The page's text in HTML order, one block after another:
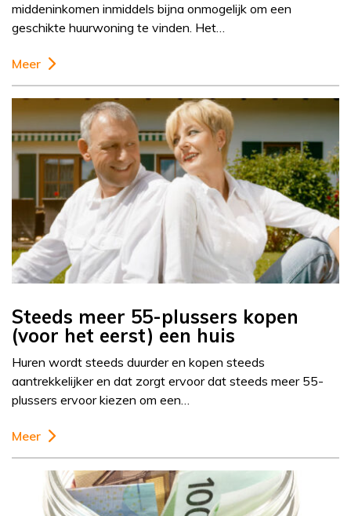
middeninkomen inmiddels bijna onmogelijk om een
geschikte huurwoning te vinden. Het…
Meer
Steeds meer 55-plussers kopen
(voor het eerst) een huis
Huren wordt steeds duurder en kopen steeds
aantrekkelijker en dat zorgt ervoor dat steeds meer 55-
plussers ervoor kiezen om een…
Meer